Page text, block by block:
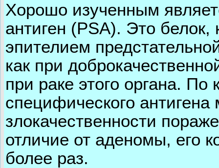
Хорошо изученным
антиген (PSA). Это
эпителием
как при
при раке этого органа. По
специфического
злокачественности
отличие от аденомы, его
более раз.